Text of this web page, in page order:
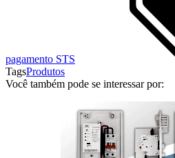
pagamento STS
TagsProdutos
Você também pode se interessar por: